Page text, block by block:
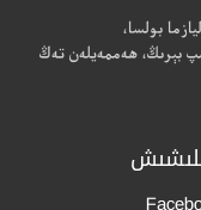
بولسا،
بېرىڭ، ھەممەيلەن تەڭ